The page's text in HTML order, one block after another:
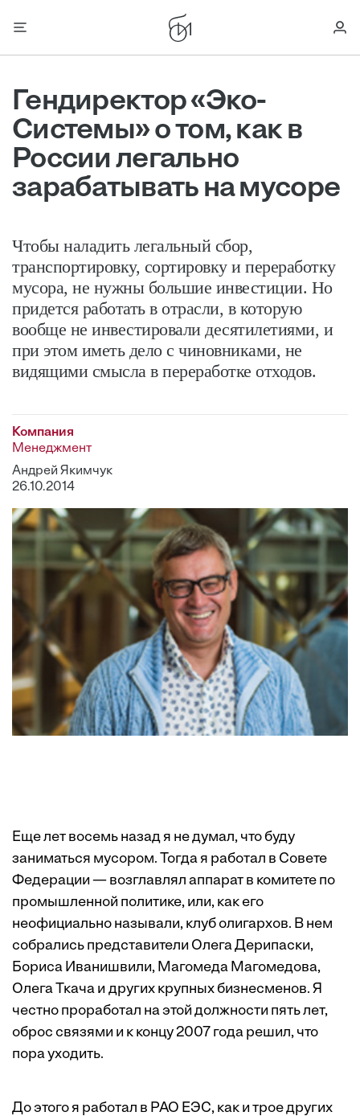
Гендиректор «Эко-
Системы» о том, как в
России легально
зарабатывать на мусоре
Чтобы наладить легальный сбор,
транспортировку, сортировку и переработку
мусора, не нужны большие инвестиции. Но
придется работать в отрасли, в которую
вообще не инвестировали десятилетиями, и
при этом иметь дело с чиновниками, не
видящими смысла в переработке отходов.
Компания
Менеджмент
Андрей Якимчук
26.10.2014
Еще лет восемь назад я не думал, что буду
заниматься мусором. Тогда я работал в Совете
Федерации — возглавлял аппарат в комитете по
промышленной политике, или, как его
неофициально называли, клуб олигархов. В нем
собрались представители Олега Дерипаски,
Бориса Иванишвили, Магомеда Магомедова,
Олега Ткача и других крупных бизнесменов. Я
честно проработал на этой должности пять лет,
оброс связями и к концу 2007 года решил, что
пора уходить.
До этого я работал в РАО ЕЭС, как и трое других